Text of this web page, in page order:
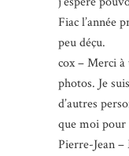
Fiac l’année
peu déçu.
cox – Merci
photos. Je
d’autres
que moi pour
Pierre-Jean